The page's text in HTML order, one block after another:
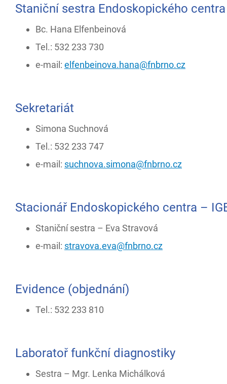
Staniční sestra Endoskopického
Bc. Hana Elfenbeinová
Tel.: 532 233 730
e-mail: elfenbeinova.hana@fnbrno.cz
Sekretariát
Simona Suchnová
Tel.: 532 233 747
e-mail: suchnova.simona@fnbrno.cz
Stacionář Endoskopického centra –
Staniční sestra – Eva Stravová
e-mail: stravova.eva@fnbrno.cz
Evidence (objednání)
Tel.: 532 233 810
Laboratoř funkční diagnostiky
Sestra – Mgr. Lenka Michálková